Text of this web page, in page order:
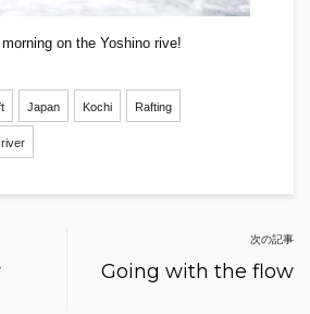
on the Yoshino rive!
Japan Kochi Rafting
river
次の記事
Going with the flow